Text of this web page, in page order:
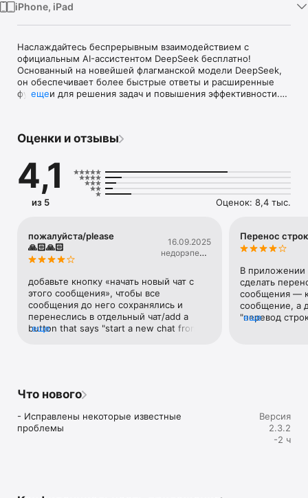
iPhone, iPad
Наслаждайтесь беспрерывным взаимодействием с
официальным AI-ассистентом DeepSeek бесплатно!
Основанный на новейшей флагманской модели DeepSeek,
он обеспечивает более быстрые ответы и расширенные
функции для решения задач и повышения эффективности.
Email: service@deepseek.com
еще
Оценки и отзывы
4,1
из 5 Оценок: 8,4 тыс.
пожалуйста/please
🙏🏻🙏🏻
16.09.2025
недорэпер с
добавьте кнопку «начать новый чат с
этого сообщения», чтобы все
сообщения до него сохранялись и
перенеслись в отдельный чат/add a
button that says "start a new chat from
еще
Перенос
В приложении
сделать
сообщения —
сообщение, а
"перевод
еще
Что нового
- Исправлены некоторые известные
проблемы
Версия
2.3.2
-2 ч